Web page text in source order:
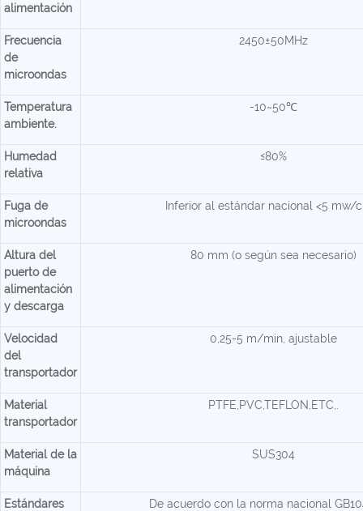
alimentación
Frecuencia
de
microondas
2450±50MHz
Temperatura
ambiente.
-10~50℃
Humedad
relativa
≤80%
Fuga de
microondas
Inferior al estándar nacional <5 mw/
Altura del
puerto de
alimentación
y descarga
80 mm (o según sea necesario)
Velocidad
del
transportador
0,25-5 m/min, ajustable
Material
transportador
PTFE,PVC,TEFLON,ETC,.
Material de la
máquina
SUS304
Estándares
De acuerdo con la norma nacional